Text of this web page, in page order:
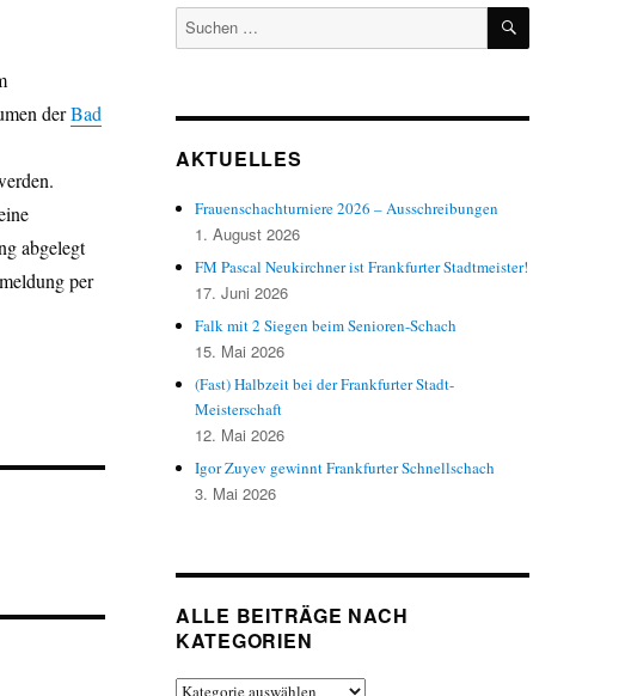
derBad
abgelegt
per
Suchen
nach:
SUCHEN
AKTUELLES
Frauenschachturniere 2026 – Ausschreibungen
1. August 2026
FM Pascal Neukirchner ist Frankfurter Stadtmeister!
17. Juni 2026
Falk mit 2 Siegen beim Senioren-Schach
15. Mai 2026
(Fast) Halbzeit bei der Frankfurter Stadt-
Meisterschaft
12. Mai 2026
Igor Zuyev gewinnt Frankfurter Schnellschach
3. Mai 2026
ALLE BEITRÄGE NACH
KATEGORIEN
Alle